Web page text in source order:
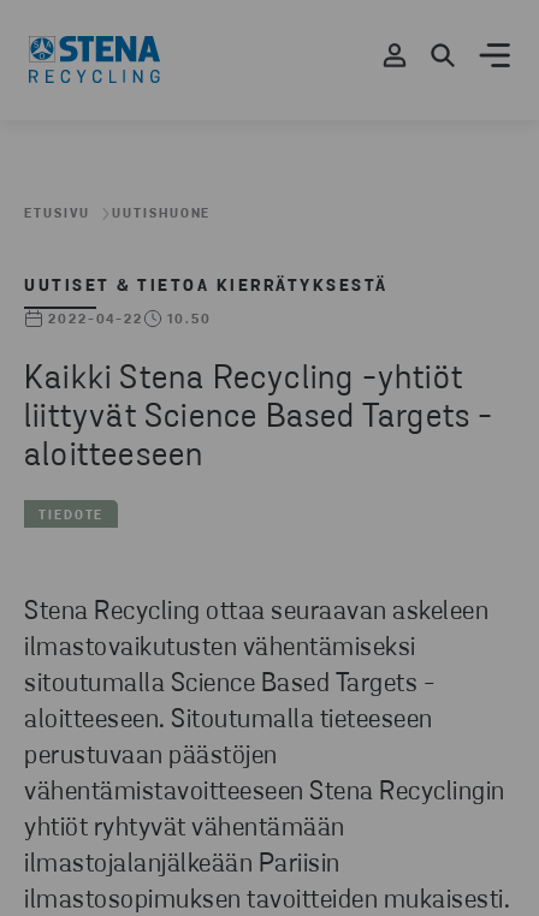
ETUSIVU UUTISHUONE
UUTISET & TIETOA KIERRÄTYKSESTÄ
2022-04-22 10.50
Kaikki Stena Recycling -yhtiöt
liittyvät Science Based Targets -
aloitteeseen
TIEDOTE
Stena Recycling ottaa seuraavan askeleen
ilmastovaikutusten vähentämiseksi
sitoutumalla Science Based Targets -
aloitteeseen. Sitoutumalla tieteeseen
perustuvaan päästöjen
vähentämistavoitteeseen Stena Recyclingin
yhtiöt ryhtyvät vähentämään
ilmastojalanjälkeään Pariisin
ilmastosopimuksen tavoitteiden mukaisesti.